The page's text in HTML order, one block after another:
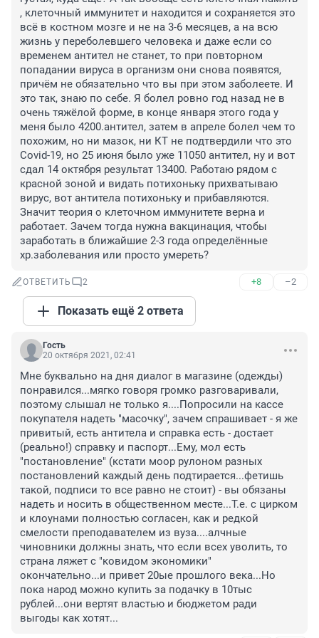
, клеточный иммунитет и находится и сохраняется это
всё в костном мозге и не на 3-6 месяцев, а на всю
жизнь у переболевшего человека и даже если со
временем антител не станет, то при повторном
попадании вируса в организм они снова появятся,
причём не обязательно что вы при этом заболеете. И
это так, знаю по себе. Я болел ровно год назад не в
очень тяжёлой форме, в конце января этого года у
меня было 4200.антител, затем в апреле болел чем то
похожим, но ни мазок, ни КТ не подтвердили что это
Covid-19, но 25 июня было уже 11050 антител, ну и вот
сдал 14 октября результат 13400. Работаю рядом с
красной зоной и видать потихоньку прихватываю
вирус, вот антитела потихоньку и прибавляются.
Значит теория о клеточном иммунитете верна и
работает. Зачем тогда нужна вакцинация, чтобы
заработать в ближайшие 2-3 года определённые
хр.заболевания или просто умереть?
ОТВЕТИТЬ 2 +8 –2
Показать ещё 2 ответа
Гость
20 октября 2021, 02:41
Мне буквально на дня диалог в магазине (одежды)
понравился...мягко говоря громко разговаривали,
поэтому слышал не только я....Попросили на кассе
покупателя надеть "масочку", зачем спрашивает - я же
привитый, есть антитела и справка есть - достает
(реально!) справку и паспорт...Ему, мол есть
"постановление" (кстати моор рулоном разных
постановлений каждый день подтирается...фетишь
такой, подписи то все равно не стоит) - вы обязаны
надеть и носить в общественном месте...Т.е. с цирком
и клоунами полностью согласен, как и редкой
смелости преподавателем из вуза....алчные
чиновники должны знать, что если всех уволить, то
страна ляжет с "ковидом экономики"
окончательно...и привет 20ые прошлого века...Но
пока народ можно купить за подачку в 10тыс
рублей...они вертят властью и бюджетом ради
выгоды как хотят...